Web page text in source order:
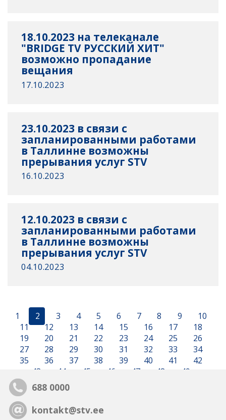
18.10.2023 на телеканале
"BRIDGE TV РУССКИЙ ХИТ"
возможно пропадание
вещания
17.10.2023
23.10.2023 в связи с
запланированными работами
в Таллинне возможны
прерывания услуг STV
16.10.2023
12.10.2023 в связи с
запланированными работами
в Таллинне возможны
прерывания услуг STV
04.10.2023
1 2 3 4 5 6 7 8 9
10
11
12 13 14 15 16 17
18
19
20 21 22 23 24 25
26
27
28 29 30 31 32 33
34
35
36 37 38 39 40 41
42
43
44 45 46 47 48 49
688 0000
kontakt@stv.ee